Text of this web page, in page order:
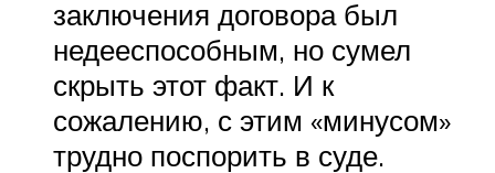
заключения договора был
недееспособным, но сумел
скрыть этот факт. И к
сожалению, с этим «минусом»
трудно поспорить в суде.